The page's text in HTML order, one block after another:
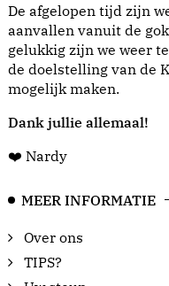
De afgelopen tijd zijn
aanvallen vanuit de
gelukkig zijn we weer
de doelstelling van de
mogelijk maken.
Dank jullie allemaal!
❤️ Nardy
MEER INFORMATIE
Over ons
TIPS?